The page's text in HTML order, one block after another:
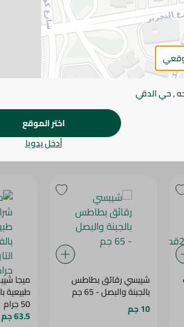
براند
شيبسي رقائق بطاطس
بالجبنة والبصل - 65 جم
10 جم
ميجا
طبيعية
50 جرام
63.5 جم
, حي الدقي
اختر الموقع
أدخل يدويا